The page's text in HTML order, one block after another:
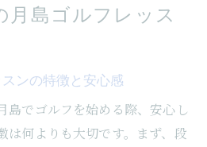
月島ゴルフレッス
ンの特徴と安心感
島でゴルフを始める際、安心し
は何よりも大切です。まず、段